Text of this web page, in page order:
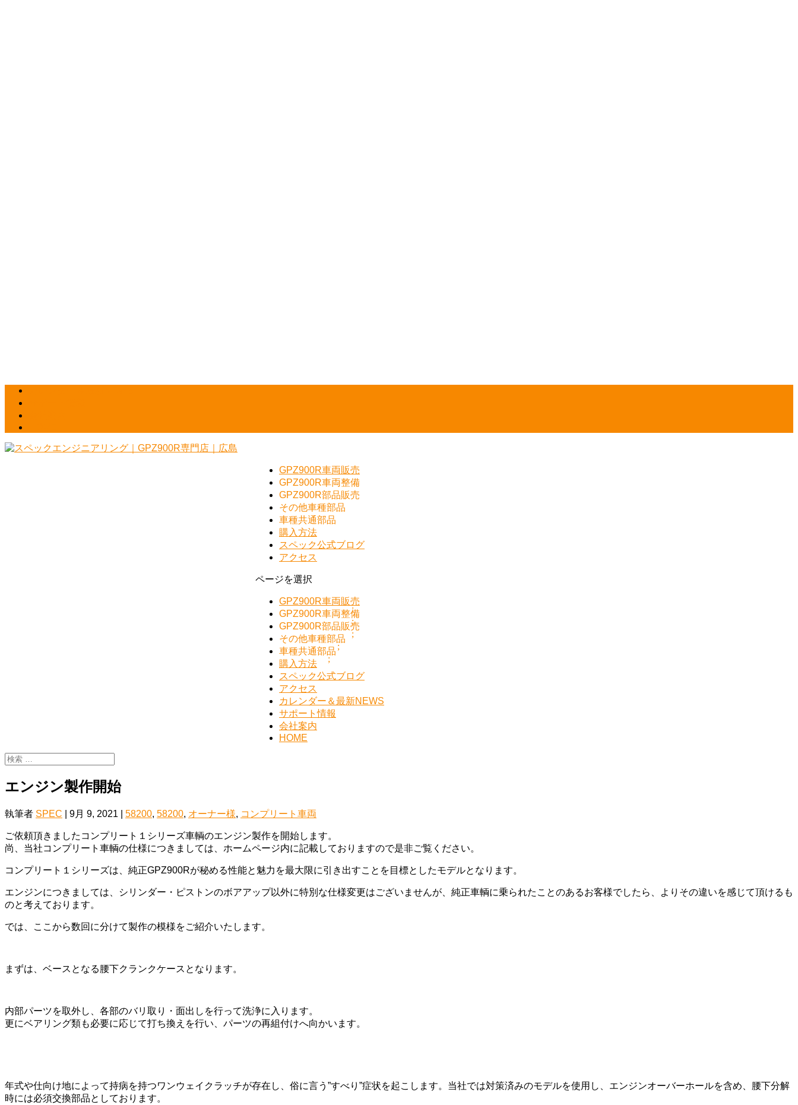
GPZ900R車両販売
GPZ900R車両整備
GPZ900R部品販売
その他車種部品
車種共通部品
購入方法
スペック公式ブログ
アクセス
ページを選択
GPZ900R車両販売
GPZ900R車両整備
GPZ900R部品販売
その他車種部品
車種共通部品
購入方法
スペック公式ブログ
アクセス
カレンダー＆最新NEWS
サポート情報
会社案内
HOME
エンジン製作開始
執筆者 SPEC 9月 9, 2021 58200, 58200, オーナー様, コンプリート車両
ご依頼頂きましたコンプリート１シリーズ車輌のエンジン製作を開始します。
尚、当社コンプリート車輌の仕様につきましては、ホームページ内に記載しておりますので是非ご覧ください。
コンプリート１シリーズは、純正GPZ900Rが秘める性能と魅力を最大限に引き出すことを目標としたモデルとなります。
エンジンにつきましては、シリンダー・ピストンのボアアップ以外に特別な仕様変更はございませんが、純正車輌に乗られたことのあるお客様でしたら、よりその違いを感じて頂けるも
のと考えております。
では、ここから数回に分けて製作の模様をご紹介いたします。
まずは、ベースとなる腰下クランクケースとなります。
内部パーツを取外し、各部のバリ取り・面出しを行って洗浄に入ります。
更にベアリング類も必要に応じて打ち換えを行い、パーツの再組付けへ向かいます。
年式や仕向け地によって持病を持つワンウェイクラッチが存在し、俗に言う”すべり”症状を起こします。当社では対策済みのモデルを使用し、エンジンオーバーホールを含め、腰下分解
時には必須交換部品としております。